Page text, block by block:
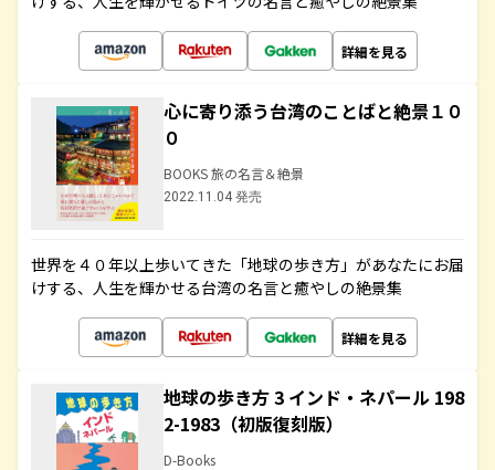
詳細を見る
心に寄り添う台湾のことばと絶景１０
０
BOOKS 旅の名言＆絶景
2022.11.04 発売
世界を４０年以上歩いてきた「地球の歩き方」があなたにお届
けする、人生を輝かせる台湾の名言と癒やしの絶景集
詳細を見る
地球の歩き方 3 インド・ネパール 198
2-1983（初版復刻版）
D-Books